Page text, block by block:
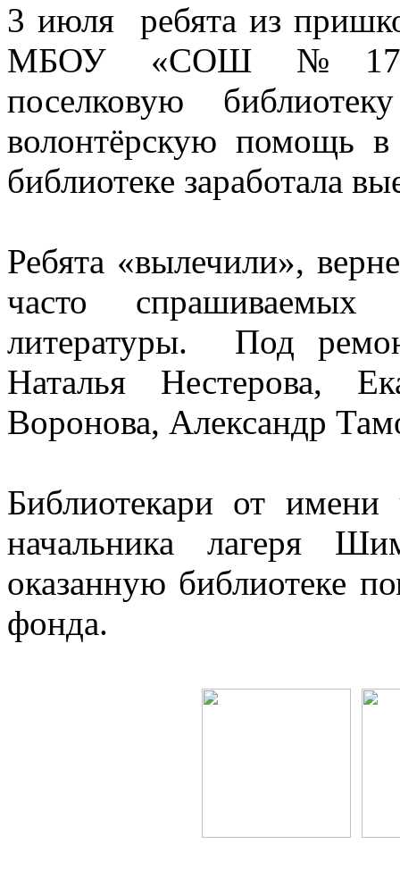
3 июля ребята из
МБОУ «СОШ №17»
поселковую
волонтёрскую помощь
библиотеке заработала
Ребята «вылечили»,
часто
литературы. Под
Наталья Нестерова,
Воронова, Александр
Библиотекари от имени
начальника лагеря
оказанную библиотеке
фонда.